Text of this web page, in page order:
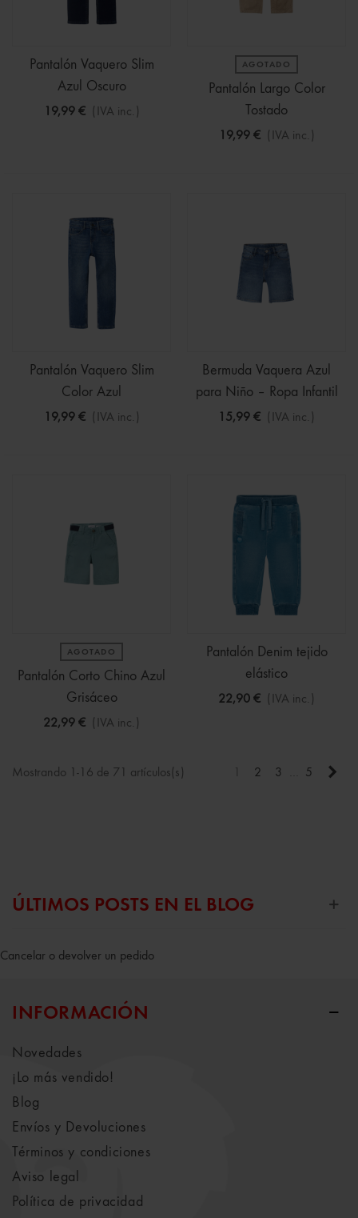
Pantalón Vaquero Slim
Azul Oscuro
19,99 € (IVA inc.)
AGOTADO
Pantalón Largo Color
Tostado
19,99 € (IVA inc.)
Pantalón Vaquero Slim
Color Azul
19,99 € (IVA inc.)
Bermuda Vaquera Azul
para Niño – Ropa Infantil
Cómoda y Moderna
15,99 € (IVA inc.)
AGOTADO
Pantalón Corto Chino Azul
Grisáceo
22,99 € (IVA inc.)
Pantalón Denim tejido
elástico
22,90 € (IVA inc.)
Mostrando 1-16 de 71 artículos(s) 2 3 5
ÚLTIMOS POSTS EN EL BLOG
Cancelar o devolver un pedido
INFORMACIÓN
Novedades
¡Lo más vendido!
Blog
Envíos y Devoluciones
Términos y condiciones
Aviso legal
Política de privacidad